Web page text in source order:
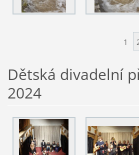
1
Dětská divadelní
2024